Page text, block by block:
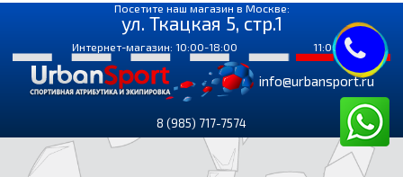
Посетите наш магазин в Москве:
ул. Ткацкая 5, стр.1
Интернет-магазин: 10:00-18:00 11:00-18:00
info@urbansport.ru
8 (985) 717-7574